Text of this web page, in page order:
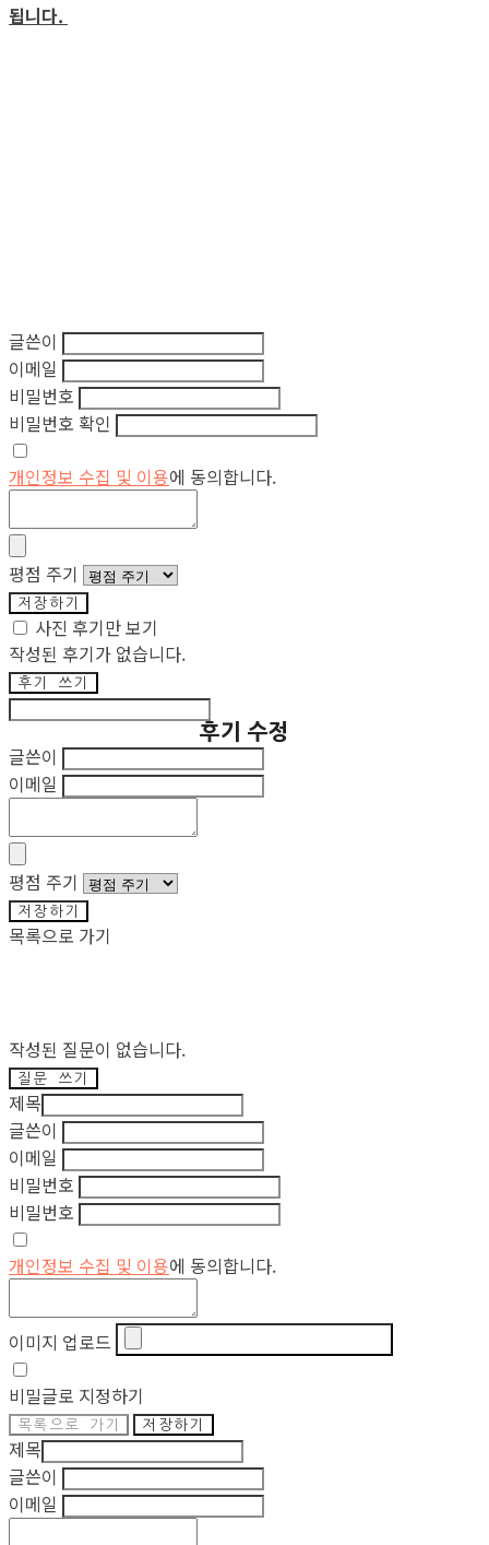
됩니다.
글쓴이
이메일
비밀번호
비밀번호 확인
개인정보 수집 및 이용에 동의합니다.
평점 주기
저장하기
사진 후기만 보기
작성된 후기가 없습니다.
후기 쓰기
후기 수정
글쓴이
이메일
평점 주기
저장하기
목록으로 가기
작성된 질문이 없습니다.
질문 쓰기
제목
글쓴이
이메일
비밀번호
비밀번호
개인정보 수집 및 이용에 동의합니다.
이미지 업로드
비밀글로 지정하기
목록으로 가기 저장하기
제목
글쓴이
이메일